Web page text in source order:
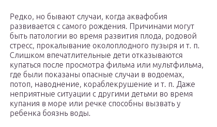
Редко, но бывают случаи, когда аквафобия
развивается с самого рождения. Причинами могут
быть патологии во время развития плода, родовой
стресс, прокалывание околоплодного пузыря и т. п.
Слишком впечатлительные дети отказываются
купаться после просмотра фильма или мультфильма,
где были показаны опасные случаи в водоемах,
потоп, наводнение, кораблекрушение и т. п. Даже
неприятные ситуации с другими детьми во время
купания в море или речке способны вызвать у
ребенка боязнь воды.